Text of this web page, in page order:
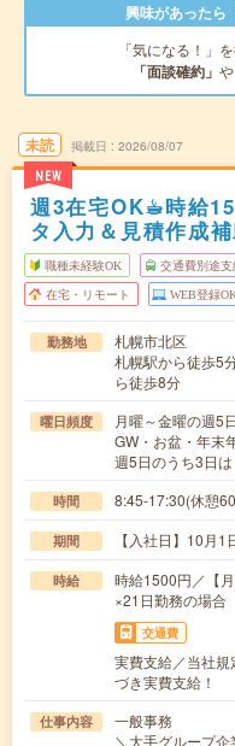
興味があったら
「気になる！」
「面談確約」 や
未読
NEW
掲載日 2026/08/07
週3在宅OK☕︎時給
タ入力＆見積作成
職種未経験OK 交通費別途支
在宅・リモート WEB登録
勤務地
札幌市北区
札幌駅から徒歩5
ら徒歩8分
曜日頻度
月曜～金曜の週5
GW・お盆・年末
週5日のうち3日は
時間 8:45-17:30(休憩
期間 【入社日】10月
時給
時給1500円／【
×21日勤務の場
交通費
実費支給／当社
づき実費支給！
仕事内容
一般事務
＼大手グループ